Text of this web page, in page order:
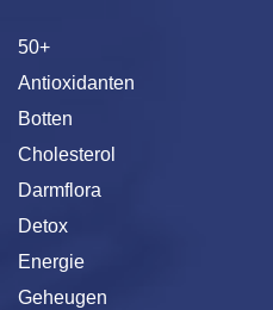
50+
Antioxidanten
Botten
Cholesterol
Darmflora
Detox
Energie
Geheugen